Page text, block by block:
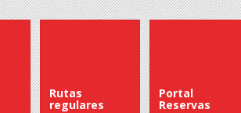
Rutas
regulares
Portal
Reservas